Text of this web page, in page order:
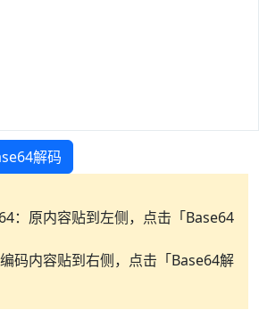
解码
：原内容贴到左侧，点击「Base64
码内容贴到右侧，点击「Base64解